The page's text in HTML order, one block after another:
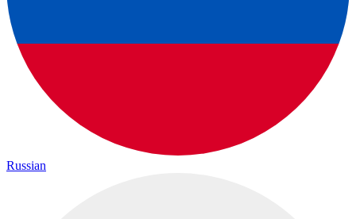
Russian